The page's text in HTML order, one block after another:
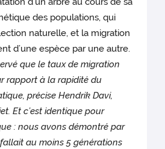
des populations, qui
naturelle, et la migration
d’une espèce par une autre.
que le taux de migration
rapport à la rapidité du
précise Hendrik Davi,
Et c’est identique pour
: nous avons démontré par
au moins 5 générations